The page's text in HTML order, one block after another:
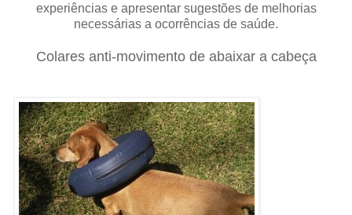
experiências e apresentar sugestões de melhorias
necessárias a ocorrências de saúde.
Colares anti-movimento de abaixar a cabeça